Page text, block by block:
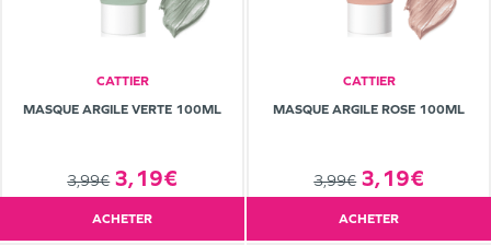
CATTIER
MASQUE ARGILE VERTE 100ML
3,99€ 3,19€
ACHETER
CATTIER
MASQUE ARGILE ROSE 100ML
3,99€ 3,19€
ACHETER